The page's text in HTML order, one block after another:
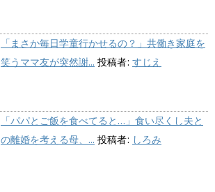
「まさか毎日学童行かせるの？」共働き家庭を
笑うママ友が突然謝... 投稿者: すじえ
「パパとご飯を食べてると…」食い尽くし夫と
の離婚を考える母、... 投稿者: しろみ